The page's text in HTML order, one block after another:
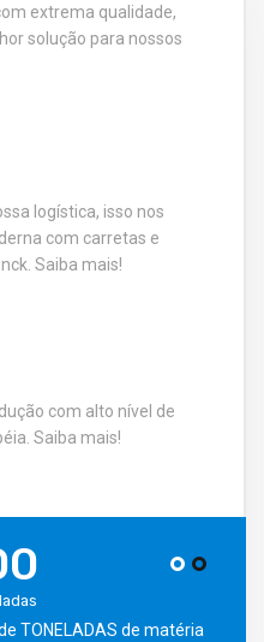
extrema qualidade,
solução para nossos
logística, isso nos
com carretas e
Saiba mais!
com alto nível de
Saiba mais!
TONELADAS de matéria